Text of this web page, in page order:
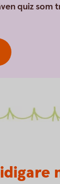
quiz som